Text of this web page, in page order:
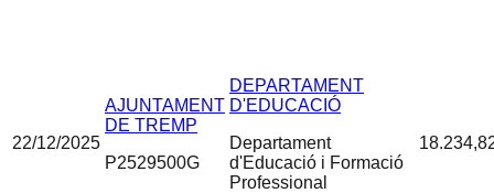
22/12/2025
AJUNTAMENT
DE TREMP
P2529500G
DEPARTAMENT
D'EDUCACIÓ
Departament
d'Educació i Formació
Professional